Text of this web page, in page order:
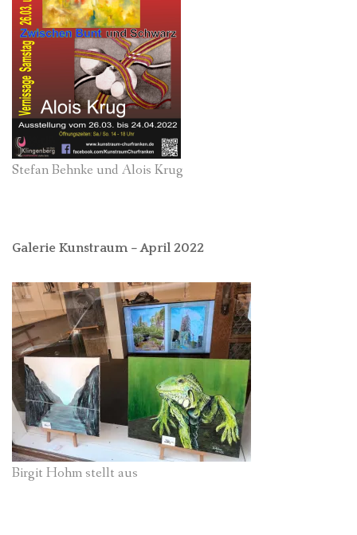
Stefan Behnke und Alois Krug
Galerie Kunstraum – April 2022
Birgit Hohm stellt aus